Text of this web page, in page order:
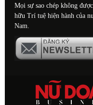
Mọi sự sao chép không
hữu Trí tuệ hiện hành của
Nam.